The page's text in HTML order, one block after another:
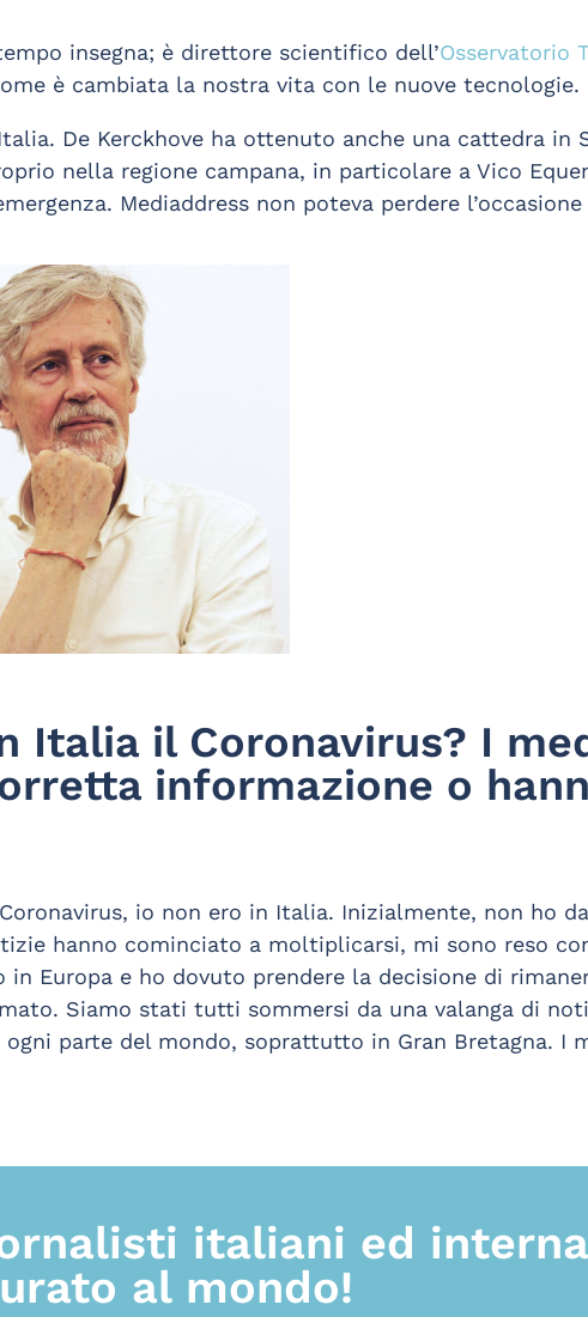
insegna; è direttore scientifico dell’Osservatorio
è cambiata la nostra vita con le nuove tecnologie.
De Kerckhove ha ottenuto anche una cattedra in
nella regione campana, in particolare a Vico
Mediaddress non poteva perdere
Italia il Coronavirus? I
informazione o
io non ero in Italia. Inizialmente, non ho
hanno cominciato a moltiplicarsi, mi sono reso
in Europa e ho dovuto prendere la decisione di
Siamo stati tutti sommersi da una valanga di
parte del mondo, soprattutto in Gran Bretagna. I
italiani ed
al mondo!